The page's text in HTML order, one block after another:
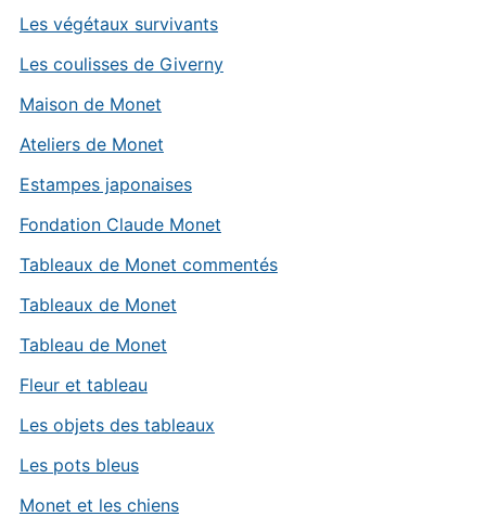
Les végétaux survivants
Les coulisses de Giverny
Maison de Monet
Ateliers de Monet
Estampes japonaises
Fondation Claude Monet
Tableaux de Monet commentés
Tableaux de Monet
Tableau de Monet
Fleur et tableau
Les objets des tableaux
Les pots bleus
Monet et les chiens